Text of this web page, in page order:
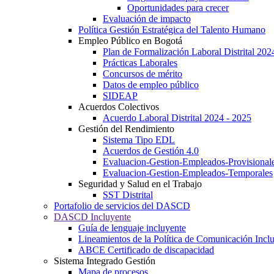
Oportunidades para crecer
Evaluación de impacto
Política Gestión Estratégica del Talento Humano
Empleo Público en Bogotá
Plan de Formalización Laboral Distrital
Prácticas Laborales
Concursos de mérito
Datos de empleo público
SIDEAP
Acuerdos Colectivos
Acuerdo Laboral Distrital 2024 - 2025
Gestión del Rendimiento
Sistema Tipo EDL
Acuerdos de Gestión 4.0
Evaluacion-Gestion-Empleados-
Evaluacion-Gestion-Empleados-Temporales
Seguridad y Salud en el Trabajo
SST Distrital
Portafolio de servicios del DASCD
DASCD Incluyente
Guía de lenguaje incluyente
Lineamientos de la Política de Comunicación
ABCE Certificado de discapacidad
Sistema Integrado Gestión
Mapa de procesos